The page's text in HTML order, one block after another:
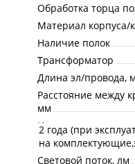
Обработка торца
Материал корпуса/
Наличие полок
Трансформатор
Длина эл/провода,
Расстояние между
мм
Наличие розетки
Гарантия
2 года (при
на
Световой поток, лм